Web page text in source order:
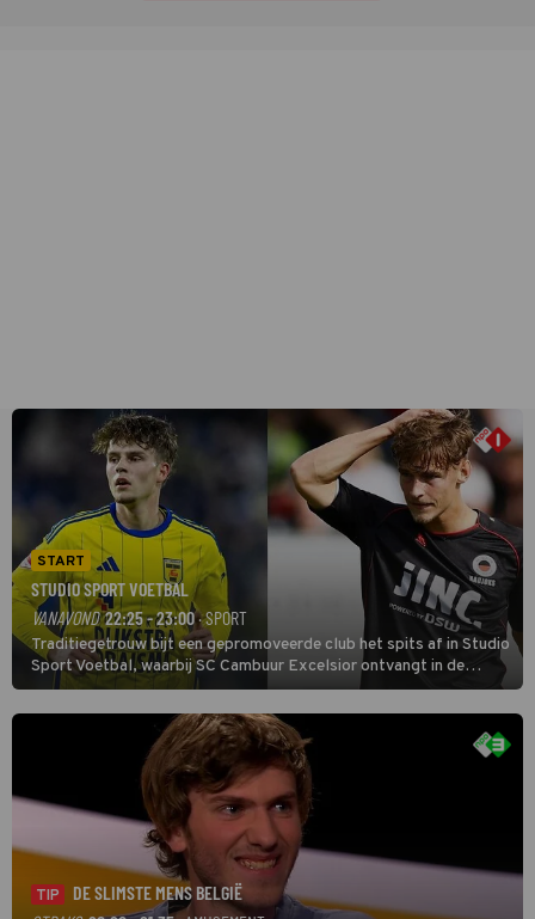
START
STUDIO SPORT VOETBAL
VANAVOND 22:25 - 23:00· SPORT
Traditiegetrouw bijt een gepromoveerde club het spits af in Studio
Sport Voetbal, waarbij SC Cambuur Excelsior ontvangt in de
eerste wedstrijd van het nieuwe Eredivisieseizoen. De nieuwe
oefenmeester is Johan Plat en hij wil aanvallend voetballen.
TIP
DE SLIMSTE MENS BELGIË